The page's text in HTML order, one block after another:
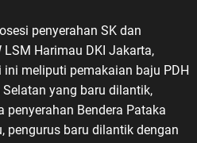
penyerahan SK dan
Harimau DKI Jakarta,
ini meliputi pemakaian baju PDH
yang baru dilantik,
penyerahan Bendera Pataka
pengurus baru dilantik dengan